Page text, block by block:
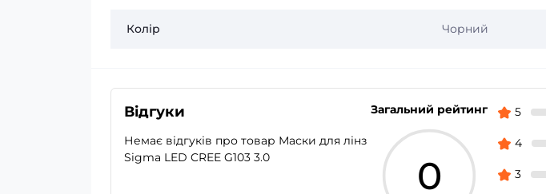
Колір Чорний
Відгуки
Немає відгуків про товар Маски для лінз
Sigma LED CREE G103 3.0
Загальний рейтинг
0
5
4
3